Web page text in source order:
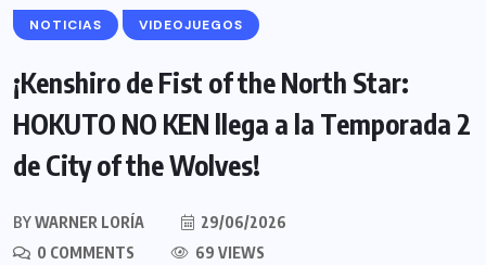
NOTICIAS VIDEOJUEGOS
¡Kenshiro de Fist of the North Star:
HOKUTO NO KEN llega a la Temporada 2
de City of the Wolves!
BYWARNER LORÍA
29/06/2026
0 COMMENTS
69 VIEWS